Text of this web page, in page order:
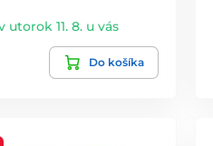
aj pre veľmi citlivú
starostlivosti o pleť.
bežné séra v ampuliach. Je
utorok 11. 8. u vás
Do košíka